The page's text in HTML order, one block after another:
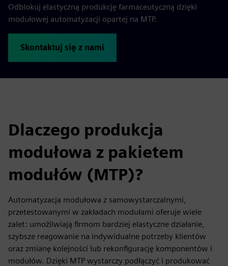
Odblokuj elastyczną produkcję farmaceutyczną dzięki
modułowej automatyzacji opartej na MTP.
Skontaktuj się z nami
Dlaczego produkcja
modułowa z pakietem
modułów (MTP)?
Automatyzacja modułowa z samowystarczalnymi,
przetestowanymi w zakładach modułami oferuje wiele
zalet: umożliwiają firmom bardziej elastyczne działanie,
szybsze reagowanie na indywidualne potrzeby klientów
oraz zmianę kolejności lub rekonfigurację komponentów i
modułów. Dzięki MTP wystarczy podłączyć i produkować